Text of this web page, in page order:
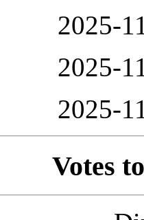
2025-
2025-
2025-
Votes